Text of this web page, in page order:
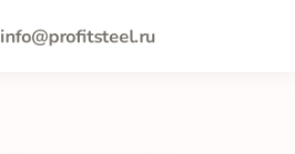
info@profitsteel.ru